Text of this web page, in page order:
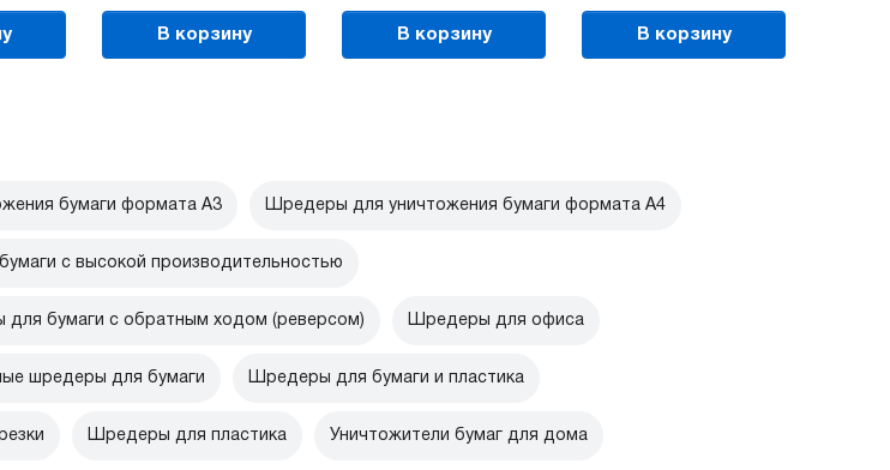
В корзину В корзину В корзину
бумаги формата А3 Шредеры для уничтожения бумаги формата А4
с высокой производительностью
бумаги с обратным ходом (реверсом) Шредеры для офиса
шредеры для бумаги Шредеры для бумаги и пластика
Шредеры для пластика Уничтожители бумаг для дома